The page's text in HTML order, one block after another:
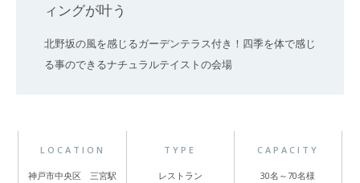
ィングが叶う
北野坂の風を感じるガーデンテラス付き！四季を体で感じ
る事のできるナチュラルテイストの会場
LOCATION
神戸市中央区 三宮駅
TYPE
レストラン
CAPACITY
30名～70名様